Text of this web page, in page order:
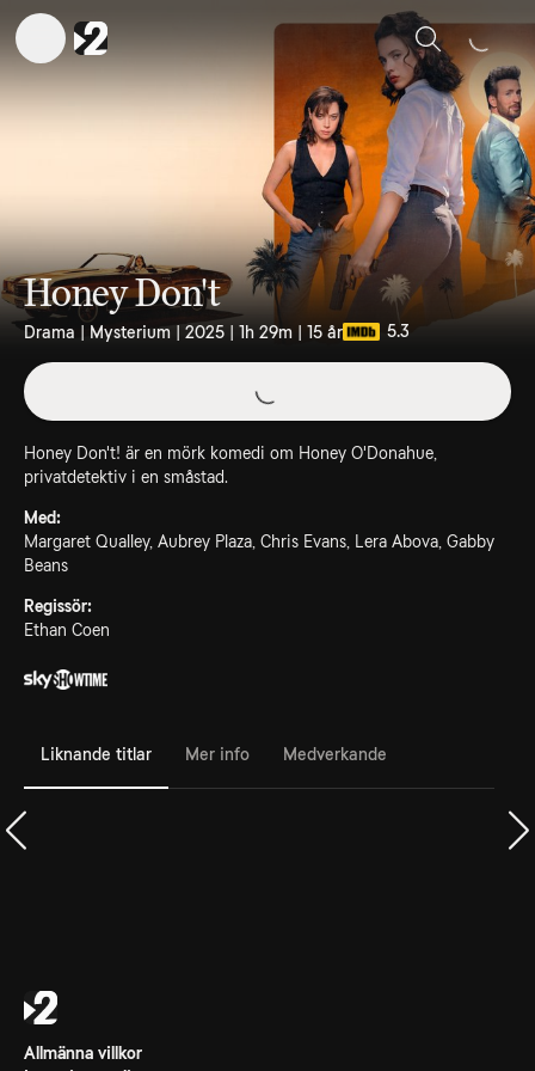
Sök
Honey Don't
Drama | Mysterium | 2025 | 1h 29m | 15 år 5.3
Honey Don't! är en mörk komedi om Honey O'Donahue,
privatdetektiv i en småstad.
Med:
Margaret Qualley, Aubrey Plaza, Chris Evans, Lera Abova, Gabby
Beans
Regissör:
Ethan Coen
Liknande titlar Mer info Medverkande
Allmänna villkor